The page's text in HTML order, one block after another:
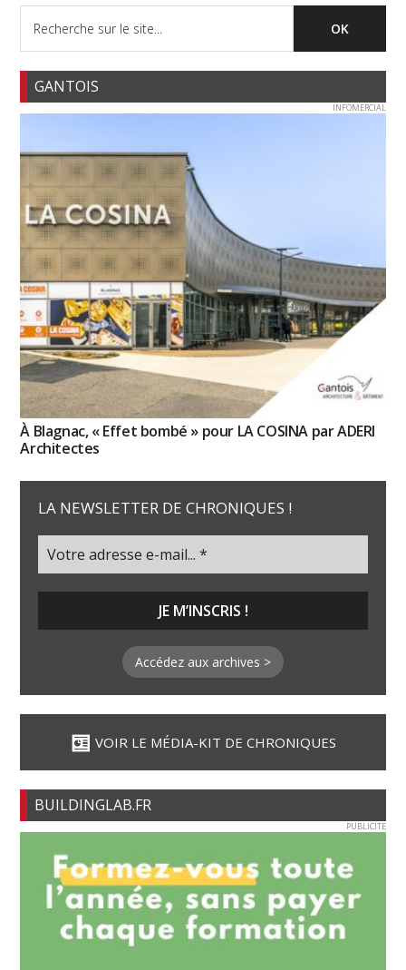
GANTOIS
INFOMERCIAL
À Blagnac, « Effet bombé » pour LA COSINA par ADERI
Architectes
LA NEWSLETTER DE CHRONIQUES !
Accédez aux archives >
VOIR LE MÉDIA-KIT DE CHRONIQUES
BUILDINGLAB.FR
PUBLICITE